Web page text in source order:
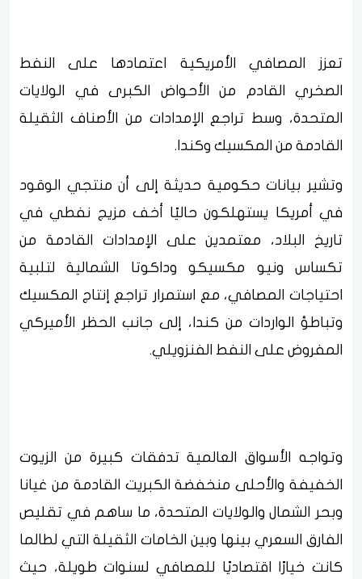
تعزز المصافي الأمريكية اعتمادها على النفط
الصخري القادم من الأحواض الكبرى في الولايات
المتحدة، وسط تراجع الإمدادات من الأصناف الثقيلة
القادمة من المكسيك وكندا.
وتشير بيانات حكومية حديثة إلى أن منتجي الوقود
في أمريكا يستهلكون حاليًا أخف مزيج نفطي في
تاريخ البلاد، معتمدين على الإمدادات القادمة من
تكساس ونيو مكسيكو وداكوتا الشمالية لتلبية
احتياجات المصافي، مع استمرار تراجع إنتاج المكسيك
وتباطؤ الواردات من كندا، إلى جانب الحظر الأميركي
المفروض على النفط الفنزويلي.
وتواجه الأسواق العالمية تدفقات كبيرة من الزيوت
الخفيفة والأحلى منخفضة الكبريت القادمة من غيانا
وبحر الشمال والولايات المتحدة، ما ساهم في تقليص
الفارق السعري بينها وبين الخامات الثقيلة التي لطالما
كانت خيارًا اقتصاديًا للمصافي لسنوات طويلة، حيث